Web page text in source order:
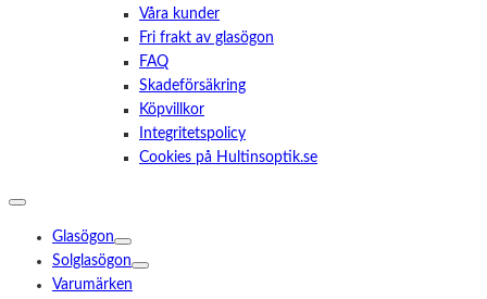
Våra kunder
Fri frakt av glasögon
FAQ
Skadeförsäkring
Köpvillkor
Integritetspolicy
Cookies på Hultinsoptik.se
Glasögon
Solglasögon
Varumärken